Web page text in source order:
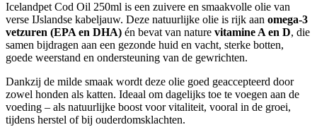
Icelandpet Cod Oil 250ml is een zuivere en smaakvolle olie van
verse IJslandse kabeljauw. Deze natuurlijke olie is rijk aan omega-3
vetzuren (EPA en DHA) én bevat van nature vitamine A en D, die
samen bijdragen aan een gezonde huid en vacht, sterke botten,
goede weerstand en ondersteuning van de gewrichten.
Dankzij de milde smaak wordt deze olie goed geaccepteerd door
zowel honden als katten. Ideaal om dagelijks toe te voegen aan de
voeding – als natuurlijke boost voor vitaliteit, vooral in de groei,
tijdens herstel of bij ouderdomsklachten.